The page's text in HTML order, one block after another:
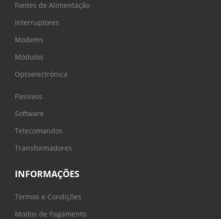
Fontes de Alimentação
Interruptores
Modems
Módulos
Optoelectrónica
Passivos
Software
Telecomandos
Transformadores
INFORMAÇÕES
Termos e Condições
Modos de Pagamento